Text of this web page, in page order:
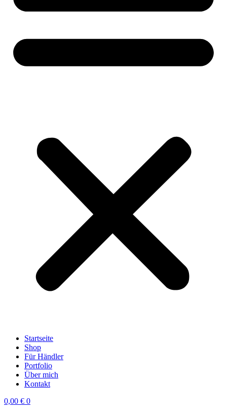
Startseite
Shop
Für Händler
Portfolio
Über mich
Kontakt
0,00 € 0